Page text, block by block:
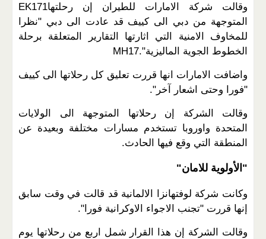
وقالت شركة الامارات للطيران إن رحلتهاEK171
المتوجهة من دبي الى كييف قد عادت الى دبي "نظرا
للمخاوف الامنية التي اثارتها التقارير المتعلقة برحلة
الخطوط الجوية الماليزيةMH17."
واضافت الامارات انها قررت تعليق كل رحلاتها الى كييف
"فورا وحتى اشعار آخر ."
وقالت الشركة إن رحلاتها المتوجهة الى الولايات
المتحدة واوروبا تستخدم مسارات مختلفة وبعيدة عن
المنطقة التي وقع فيها الحادث.
" الأولوية للامان"
وكانت شركة لوفتهانزا الالمانية قد قالت في وقت سابق
إنها قررت "تجنب الاجواء الاوكرانية فورا ."
وقالت الشركة إن هذا القرار شمل اربع من رحلاتها يوم